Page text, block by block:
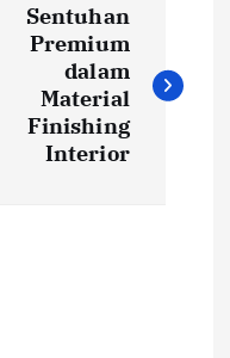
Sentuhan
Premium
dalam
Material
Finishing
Interior